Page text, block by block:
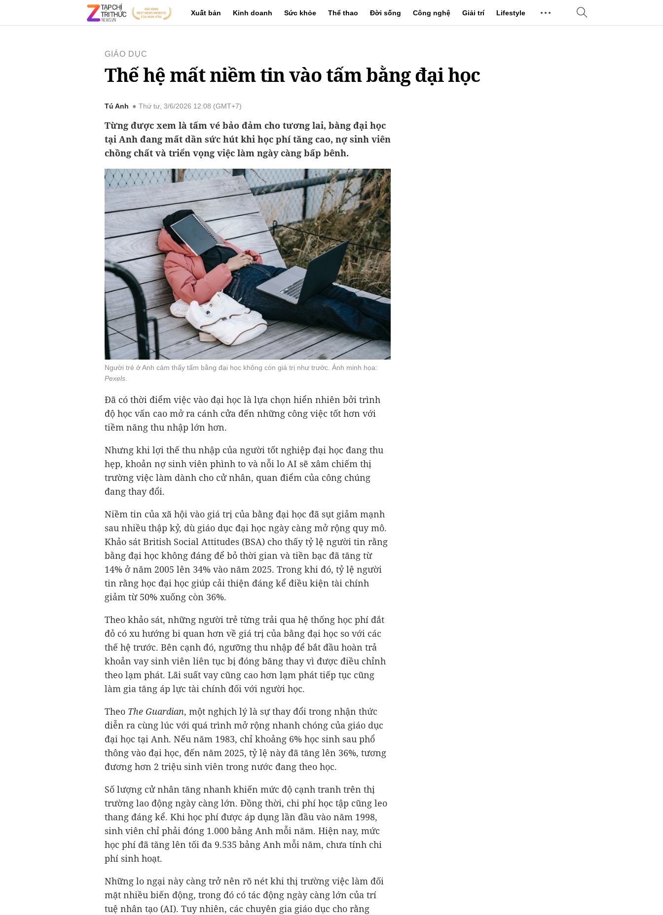
Xuất bản Kinh doanh Sức khỏe Thể thao Đời sống Công nghệ Giải trí Lifestyle
GIÁO DỤC
Thế hệ mất niềm tin vào tấm bằng đại học
Tú Anh Thứ tư, 3/6/2026 12:08 (GMT+7)
Từng được xem là tấm vé bảo đảm cho tương lai, bằng đại học
tại Anh đang mất dần sức hút khi học phí tăng cao, nợ sinh viên
chồng chất và triển vọng việc làm ngày càng bấp bênh.
Người trẻ ở Anh cảm thấy tấm bằng đại học không còn giá trị như trước. Ảnh minh họa:
Pexels
Đã có thời điểm việc vào đại học là lựa chọn hiển nhiên bởi trình
độ học vấn cao mở ra cánh cửa đến những công việc tốt hơn với
tiềm năng thu nhập lớn hơn.
Nhưng khi lợi thế thu nhập của người tốt nghiệp đại học đang thu
hẹp, khoản nợ sinh viên phình to và nỗi lo AI sẽ xâm chiếm thị
trường việc làm dành cho cử nhân, quan điểm của công chúng
đang thay đổi.
Niềm tin của xã hội vào giá trị của bằng đại học đã sụt giảm mạnh
sau nhiều thập kỷ, dù giáo dục đại học ngày càng mở rộng quy mô.
Khảo sát British Social Attitudes (BSA) cho thấy tỷ lệ người tin rằng
bằng đại học không đáng để bỏ thời gian và tiền bạc đã tăng từ
14% ở năm 2005 lên 34% vào năm 2025. Trong khi đó, tỷ lệ người
tin rằng học đại học giúp cải thiện đáng kể điều kiện tài chính
giảm từ 50% xuống còn 36%.
Theo khảo sát, những người trẻ từng trải qua hệ thống học phí đắt
đỏ có xu hướng bi quan hơn về giá trị của bằng đại học so với các
thế hệ trước. Bên cạnh đó, ngưỡng thu nhập để bắt đầu hoàn trả
khoản vay sinh viên liên tục bị đóng băng thay vì được điều chỉnh
theo lạm phát. Lãi suất vay cũng cao hơn lạm phát tiếp tục cũng
làm gia tăng áp lực tài chính đối với người học.
Theo The Guardian, một nghịch lý là sự thay đổi trong nhận thức
diễn ra cùng lúc với quá trình mở rộng nhanh chóng của giáo dục
đại học tại Anh. Nếu năm 1983, chỉ khoảng 6% học sinh sau phổ
thông vào đại học, đến năm 2025, tỷ lệ này đã tăng lên 36%, tương
đương hơn 2 triệu sinh viên trong nước đang theo học.
Số lượng cử nhân tăng nhanh khiến mức độ cạnh tranh trên thị
trường lao động ngày càng lớn. Đồng thời, chi phí học tập cũng leo
thang đáng kể. Khi học phí được áp dụng lần đầu vào năm 1998,
sinh viên chỉ phải đóng 1.000 bảng Anh mỗi năm. Hiện nay, mức
học phí đã tăng lên tối đa 9.535 bảng Anh mỗi năm, chưa tính chi
phí sinh hoạt.
Những lo ngại này càng trở nên rõ nét khi thị trường việc làm đối
mặt nhiều biến động, trong đó có tác động ngày càng lớn của trí
tuệ nhân tạo (AI). Tuy nhiên, các chuyên gia giáo dục cho rằng